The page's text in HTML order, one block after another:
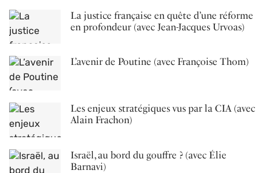
La justice française en quête d’une réforme
en profondeur (avec Jean-Jacques Urvoas)
L’avenir de Poutine (avec Françoise Thom)
Les enjeux stratégiques vus par la CIA (avec
Alain Frachon)
Israël, au bord du gouffre ? (avec Élie
Barnavi)